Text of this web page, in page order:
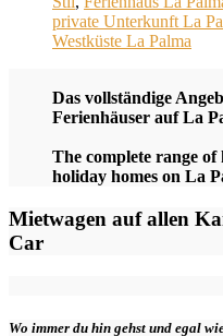
private Unterkunft La
Westküste La Palma
Das vollständige
Ferienhäuser auf La
The complete range
holiday homes on La
Mietwagen auf allen
Car
Wo immer du hin gehst und egal